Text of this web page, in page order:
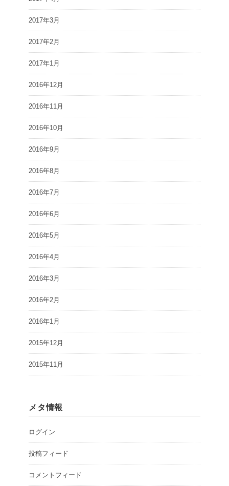
2017年3月
2017年2月
2017年1月
2016年12月
2016年11月
2016年10月
2016年9月
2016年8月
2016年7月
2016年6月
2016年5月
2016年4月
2016年3月
2016年2月
2016年1月
2015年12月
2015年11月
メタ情報
ログイン
投稿フィード
コメントフィード